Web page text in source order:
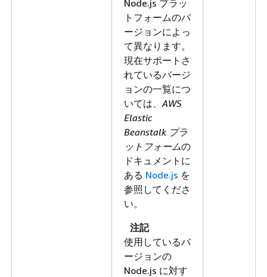
Node.js プラッ
トフォームのバ
ージョンによっ
て異なります。
現在サポートさ
れているバージ
ョンの一覧につ
いては、AWS
Elastic
Beanstalk プラ
ットフォームの
ドキュメントに
ある Node.js を
参照してくださ
い。
注記
使用しているバ
ージョンの
Node.js に対す